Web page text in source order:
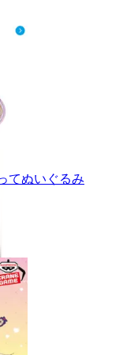
てぬいぐるみ